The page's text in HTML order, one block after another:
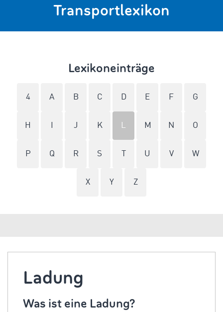
Transportlexikon
Lexikoneinträge
4 A B C D E F G
H J K L M N O
P Q R S U V W
X Y Z
Ladung
Was ist eine Ladung?